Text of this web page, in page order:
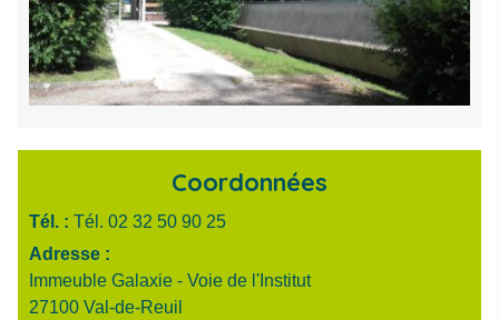
Coordonnées
Tél. : Tél. 02 32 50 90 25
Adresse :
Immeuble Galaxie - Voie de l'Institut
27100 Val-de-Reuil